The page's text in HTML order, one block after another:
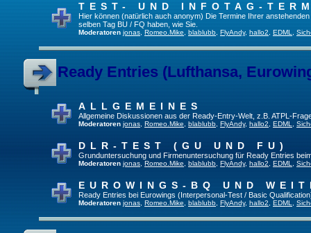
TEST- UND INFOTAG-
Hier können (natürlich auch anonym) Die Termine Ihrer
selben Tag BU / FQ haben, wie Sie.
Moderatoren jonas Romeo.Mike blablubb FlyAndy, hallo2 EDML
Ready Entries (Lufthansa,
ALLGEMEINES
Allgemeine Diskussionen aus der Ready-Entry-Welt, z.B. ATPL-
Moderatoren jonas Romeo.Mike blablubb FlyAndy, hallo2 EDML
DLR-TEST (GU UND FU)
Grunduntersuchung und Firmenuntersuchung für Ready Entries
Moderatoren jonas Romeo.Mike blablubb FlyAndy, hallo2 EDML
EUROWINGS-BQ UND
Ready Entries bei Eurowings (Interpersonal-Test / Basic
Moderatoren jonas Romeo.Mike blablubb FlyAndy, hallo2 EDML